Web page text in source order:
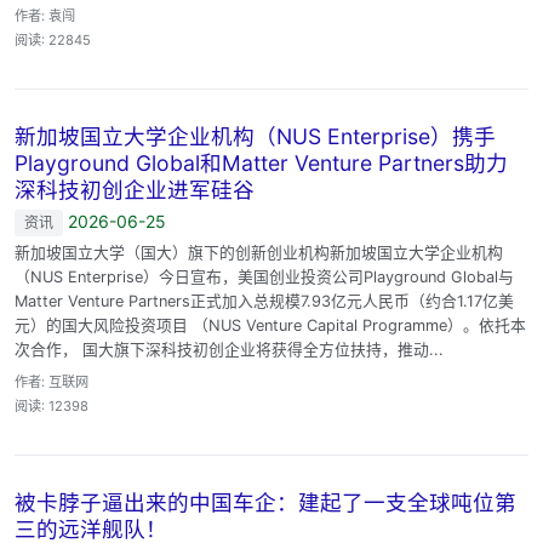
作者: 袁闯
阅读: 22845
新加坡国立大学企业机构（NUS Enterprise）携手
Playground Global和Matter Venture Partners助力
深科技初创企业进军硅谷
资讯 2026-06-25
新加坡国立大学（国大）旗下的创新创业机构新加坡国立大学企业机构
（NUS Enterprise）今日宣布，美国创业投资公司Playground Global与
Matter Venture Partners正式加入总规模7.93亿元人民币（约合1.17亿美
元）的国大风险投资项目 （NUS Venture Capital Programme）。依托本
次合作， 国大旗下深科技初创企业将获得全方位扶持，推动...
作者: 互联网
阅读: 12398
被卡脖子逼出来的中国车企：建起了一支全球吨位第
三的远洋舰队！